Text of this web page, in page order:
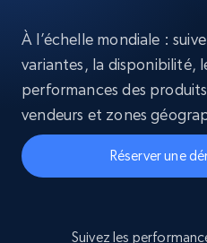
À l’échelle mondiale :
variantes, la disponibilité,
performances des
vendeurs et zones
Réserver une
Suivez les